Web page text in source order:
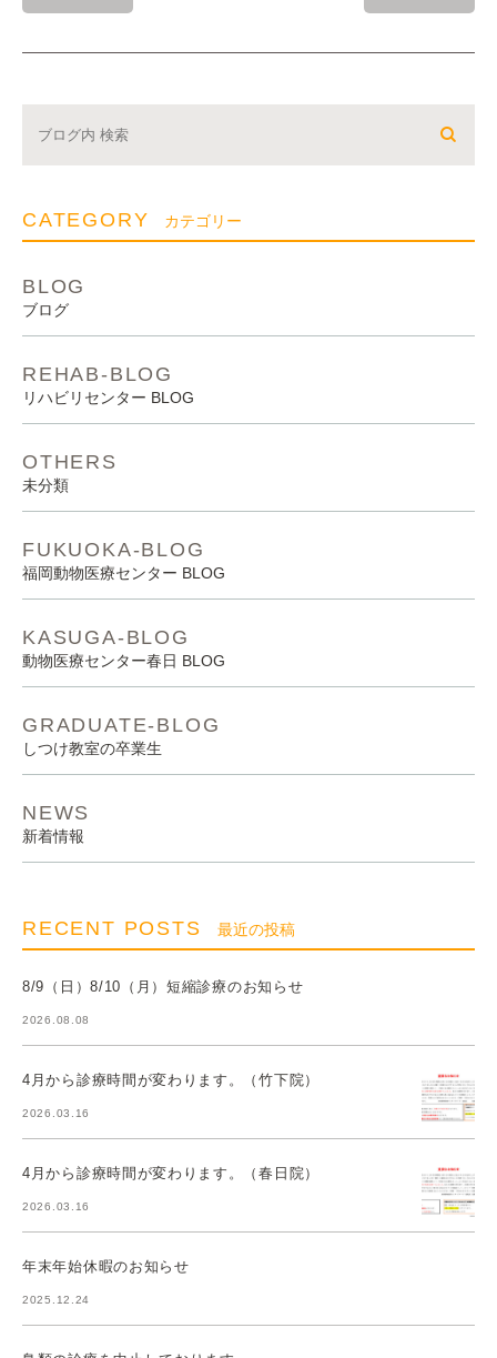
CATEGORY カテゴリー
BLOG
ブログ
REHAB-BLOG
リハビリセンター BLOG
OTHERS
未分類
FUKUOKA-BLOG
福岡動物医療センター BLOG
KASUGA-BLOG
動物医療センター春日 BLOG
GRADUATE-BLOG
しつけ教室の卒業生
NEWS
新着情報
RECENT POSTS 最近の投稿
8/9（日）8/10（月）短縮診療のお知らせ
2026.08.08
4月から診療時間が変わります。（竹下院）
2026.03.16
4月から診療時間が変わります。（春日院）
2026.03.16
年末年始休暇のお知らせ
2025.12.24